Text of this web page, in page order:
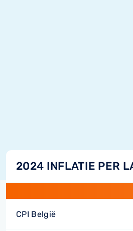
2024 INFLATIE PER
CPI België